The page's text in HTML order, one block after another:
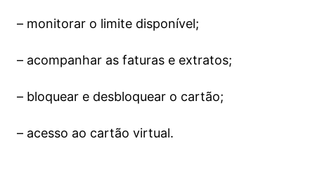
– monitorar o limite disponível;
– acompanhar as faturas e extratos;
– bloquear e desbloquear o cartão;
– acesso ao cartão virtual.